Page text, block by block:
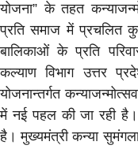
योजना” के तहत
प्रति समाज में प्रचलित
बालिकाओं के प्रति
कल्याण विभाग उत्तर
योजनान्तर्गत
में नई पहल की जा रही
है। मुख्यमंत्री कन्या